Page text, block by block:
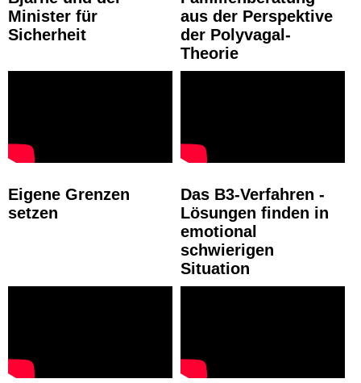
Minister für
Sicherheit
aus der Perspektive
der Polyvagal-
Theorie
Eigene Grenzen
setzen
Das B3-Verfahren -
Lösungen finden in
emotional
schwierigen
Situation